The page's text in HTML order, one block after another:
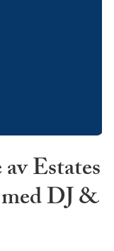
Estates
DJ &